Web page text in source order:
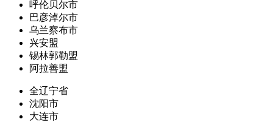
呼伦贝尔市
巴彦淖尔市
乌兰察布市
兴安盟
锡林郭勒盟
阿拉善盟
全辽宁省
沈阳市
大连市